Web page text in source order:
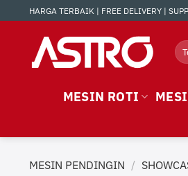
to
HARGA TERBAIK | FREE DELIVERY |
for:
MESIN ROTI
MESIN PENDINGIN /